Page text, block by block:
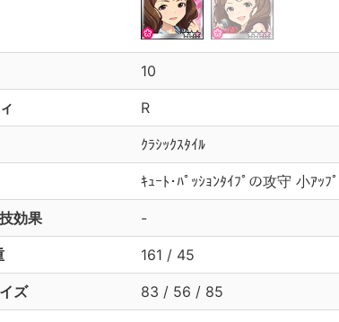
10
R
ｸﾗｼｯｸｽﾀｲﾙ
ｷｭｰﾄ･ﾊﾟｯｼｮﾝﾀｲﾌﾟの攻守 小ｱｯﾌﾟ
効果 -
161 / 45
ズ 83 / 56 / 85